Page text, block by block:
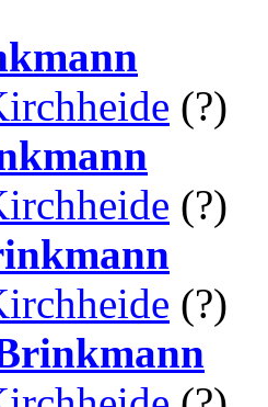
(?)
(?)
(?)